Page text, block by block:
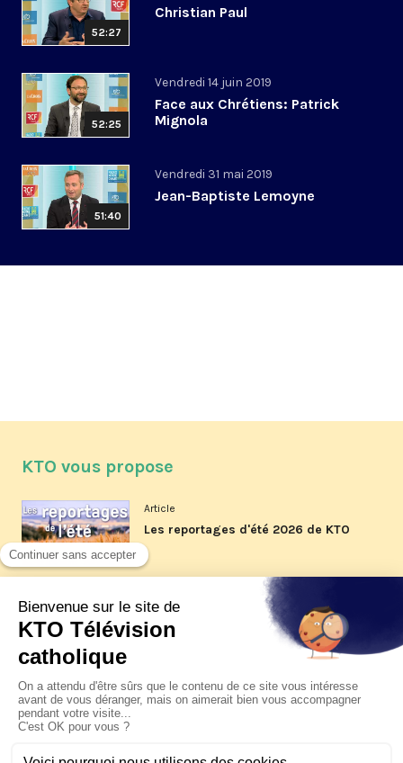
52:27
Christian Paul
52:25
Vendredi 14 juin 2019
Face aux Chrétiens: Patrick
Mignola
51:40
Vendredi 31 mai 2019
Jean-Baptiste Lemoyne
KTO vous propose
Article
Les reportages d'été 2026 de KTO
La visite pastorale du pape Léon
XIV à Assise à suivre sur KTO le
jeudi 6 août
Le pape en Uruguay, Argentine et
Pérou du 6 au 17 novembre 2026